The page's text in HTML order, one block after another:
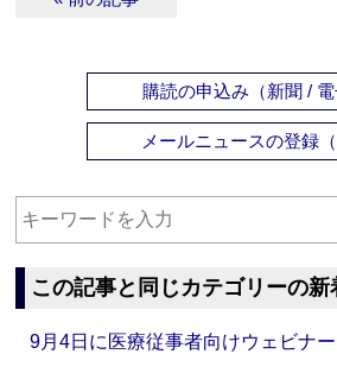
購読の申込み（新聞 / 電
メールニュースの登録（
この記事と同じカテゴリーの新
9月4日に医療従事者向けウェビナ